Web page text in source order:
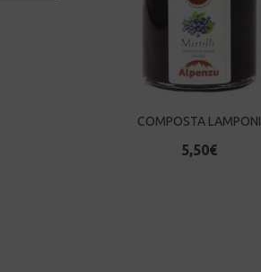
COMPOSTA LAMPONI
5,50€